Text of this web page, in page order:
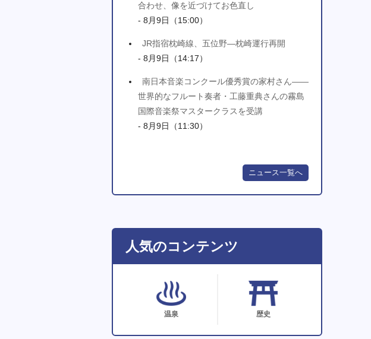
合わせ、像を近づけてお色直し
- 8月9日（15:00）
JR指宿枕崎線、五位野―枕崎運行再開
- 8月9日（14:17）
南日本音楽コンクール優秀賞の家村さん――
世界的なフルート奏者・工藤重典さんの霧島
国際音楽祭マスタークラスを受講
- 8月9日（11:30）
ニュース一覧へ
人気のコンテンツ
温泉 歴史